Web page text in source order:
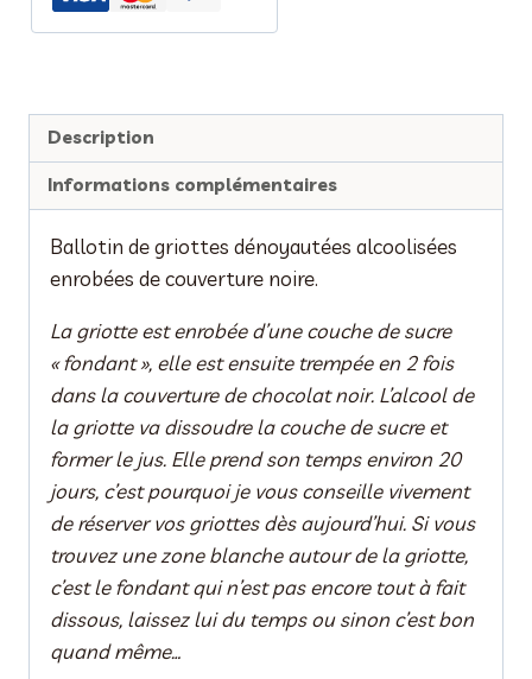
Description
Informations complémentaires
Ballotin de griottes dénoyautées alcoolisées
enrobées de couverture noire.
La griotte est enrobée d’une couche de sucre
« fondant », elle est ensuite trempée en 2 fois
dans la couverture de chocolat noir. L’alcool de
la griotte va dissoudre la couche de sucre et
former le jus. Elle prend son temps environ 20
jours, c’est pourquoi je vous conseille vivement
de réserver vos griottes dès aujourd’hui. Si vous
trouvez une zone blanche autour de la griotte,
c’est le fondant qui n’est pas encore tout à fait
dissous, laissez lui du temps ou sinon c’est bon
quand même…